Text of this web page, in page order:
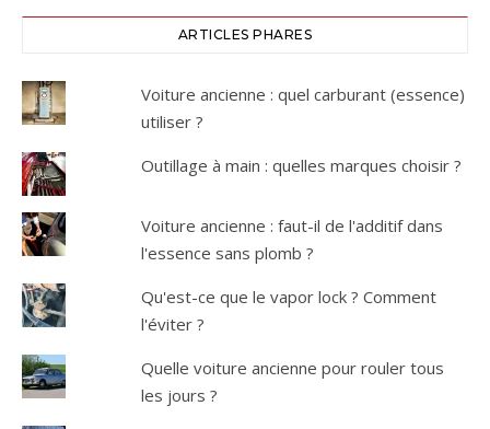
ARTICLES PHARES
Voiture ancienne : quel carburant (essence)
utiliser ?
Outillage à main : quelles marques choisir ?
Voiture ancienne : faut-il de l'additif dans
l'essence sans plomb ?
Qu'est-ce que le vapor lock ? Comment
l'éviter ?
Quelle voiture ancienne pour rouler tous
les jours ?